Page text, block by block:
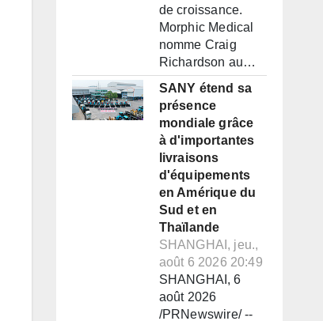
de croissance.
Morphic Medical
nomme Craig
Richardson au…
SANY étend sa
présence
mondiale grâce
à d'importantes
livraisons
d'équipements
en Amérique du
Sud et en
Thaïlande
SHANGHAI, jeu.,
août 6 2026 20:49
SHANGHAI, 6
août 2026
/PRNewswire/ --